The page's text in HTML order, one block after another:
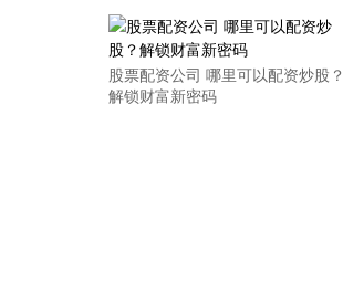
股票配资公司 哪里可以配资炒股？
解锁财富新密码